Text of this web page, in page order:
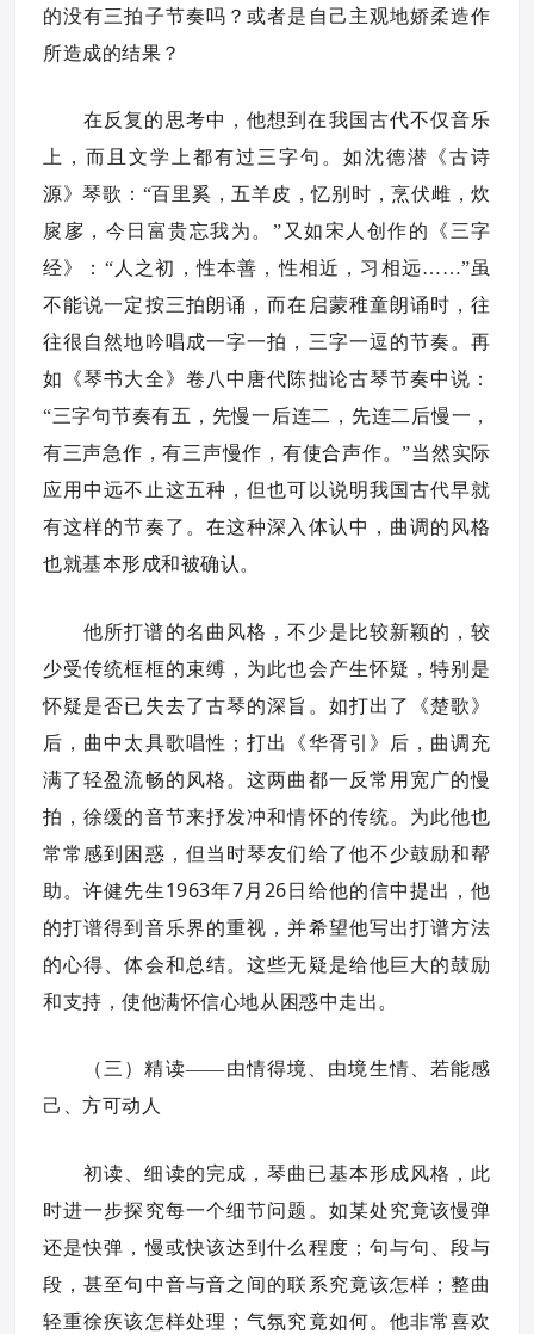
的没有三拍子节奏吗？或者是自己主观地娇柔造作
所造成的结果？
在反复的思考中，他想到在我国古代不仅音乐
上，而且文学上都有过三字句。如沈德潜《古诗
源》琴歌：“百里奚，五羊皮，忆别时，烹伏雌，炊
扊扅，今日富贵忘我为。”又如宋人创作的《三字
经》：“人之初，性本善，性相近，习相远……”虽
不能说一定按三拍朗诵，而在启蒙稚童朗诵时，往
往很自然地吟唱成一字一拍，三字一逗的节奏。再
如《琴书大全》卷八中唐代陈拙论古琴节奏中说：
“三字句节奏有五，先慢一后连二，先连二后慢一，
有三声急作，有三声慢作，有使合声作。”当然实际
应用中远不止这五种，但也可以说明我国古代早就
有这样的节奏了。在这种深入体认中，曲调的风格
也就基本形成和被确认。
他所打谱的名曲风格，不少是比较新颖的，较
少受传统框框的束缚，为此也会产生怀疑，特别是
怀疑是否已失去了古琴的深旨。如打出了《楚歌》
后，曲中太具歌唱性；打出《华胥引》后，曲调充
满了轻盈流畅的风格。这两曲都一反常用宽广的慢
拍，徐缓的音节来抒发冲和情怀的传统。为此他也
常常感到困惑，但当时琴友们给了他不少鼓励和帮
助。许健先生1963年7 月 26 日给他的信中提出，他
的打谱得到音乐界的重视，并希望他写出打谱方法
的心得、体会和总结。这些无疑是给他巨大的鼓励
和支持，使他满怀信心地从困惑中走出。
（三）精读——由情得境、由境生情、若能感
己、方可动人
初读、细读的完成，琴曲已基本形成风格，此
时进一步探究每一个细节问题。如某处究竟该慢弹
还是快弹，慢或快该达到什么程度；句与句、段与
段，甚至句中音与音之间的联系究竟该怎样；整曲
轻重徐疾该怎样处理；气氛究竟如何。他非常喜欢